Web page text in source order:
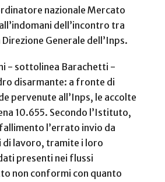
nazionale Mercato
dell’incontro tra
Direzione Generale dell’Inps.
- sottolinea Barachetti -
disarmante: a fronte di
pervenute all’Inps, le accolte
10.655. Secondo l’Istituto,
l’errato invio da
lavoro, tramite i loro
presenti nei flussi
non conformi con quanto